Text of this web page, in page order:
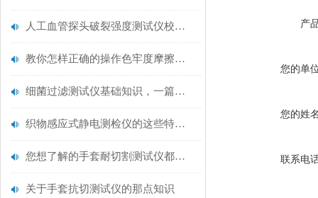
人工血管探头破裂强度测试仪校准规范：精准赋能医疗安全的技术基准
教你怎样正确的操作色牢度摩擦测试机
细菌过滤测试仪基础知识，一篇搞定
织物感应式静电测检仪的这些特点很少有人都知道
您想了解的手套耐切割测试仪都在这里了
关于手套抗切测试仪的那点知识
产
您的单
您的姓
联系电